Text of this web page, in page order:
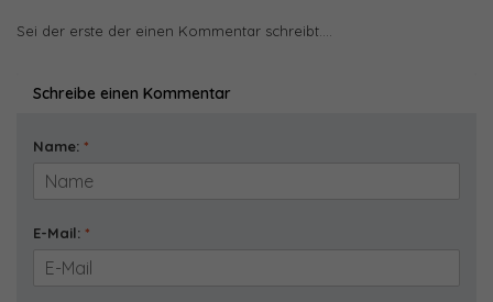
Sei der erste der einen Kommentar schreibt....
Schreibe einen Kommentar
Name: *
E-Mail: *